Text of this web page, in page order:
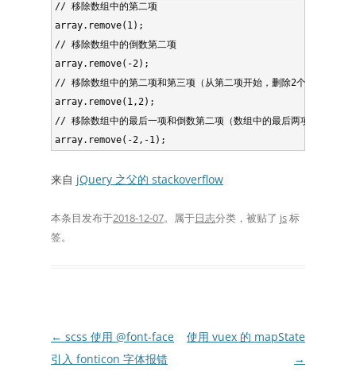
// 移除数组中的第二项
array.remove(1);
// 移除数组中的倒数第二项
array.remove(-2);
// 移除数组中的第二项和第三项（从第二项开始，删除2个元素）
array.remove(1,2);
// 移除数组中的最后一项和倒数第二项（数组中的最后两项）
来自 jQuery 之父的 stackoverflow
本条目发布于2018-12-07。属于日志分类，被贴了 js标
签。
文
章
← scss 使用 @font-face
引入 fonticon 字体报错
使用 vuex 的 mapState
→